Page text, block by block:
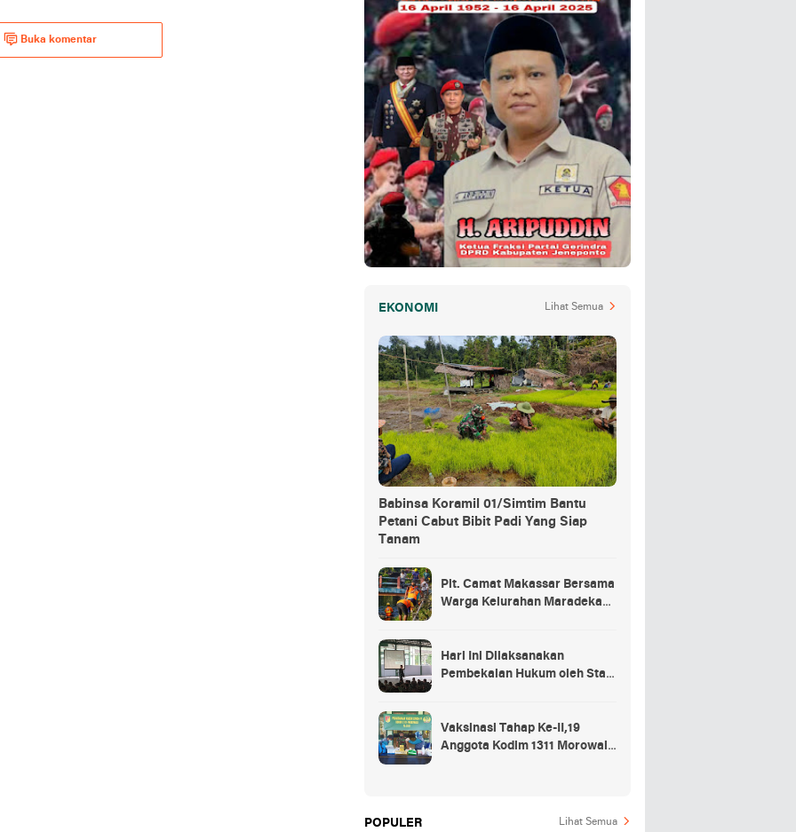
Buka komentar
EKONOMI Lihat Semua
Babinsa Koramil 01/Simtim Bantu
Petani Cabut Bibit Padi Yang Siap
Tanam
Plt. Camat Makassar Bersama
Warga Kelurahan Maradekaya
Hari Ini Dilaksanakan
Pembekalan Hukum oleh Staf
Kostrad
Vaksinasi Tahap Ke-II,19
Anggota Kodim 1311 Morowali
POPULER Lihat Semua